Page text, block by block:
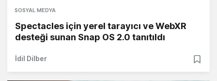
SOSYAL MEDYA
Spectacles için yerel tarayıcı ve WebXR
desteği sunan Snap OS 2.0 tanıtıldı
İdil Dilber